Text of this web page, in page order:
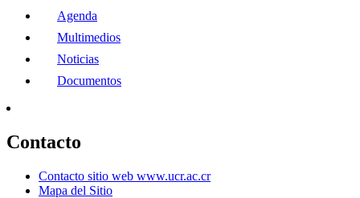
Agenda
Multimedios
Noticias
Documentos
Contacto
Contacto sitio web www.ucr.ac.cr
Mapa del Sitio